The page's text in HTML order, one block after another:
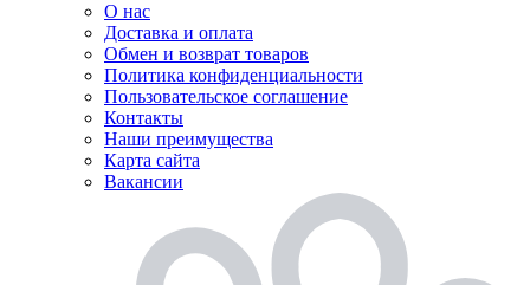
О нас
Доставка и оплата
Обмен и возврат товаров
Политика конфиденциальности
Пользовательское соглашение
Контакты
Наши преимущества
Карта сайта
Вакансии